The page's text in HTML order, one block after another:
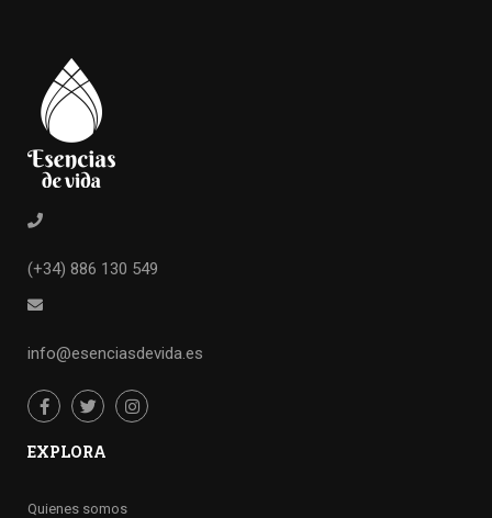
(+34) 886 130 549
info@esenciasdevida.es
EXPLORA
Quienes somos